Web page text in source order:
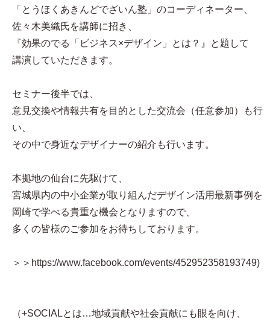
「とうほくあきんどでざいん塾」のコーディネーター、
佐々木美織氏を講師に招き、
『効果のでる「ビジネス×デザイン」とは？』と題して
講演していただきます。
セミナー後半では、
意見交換や情報共有を目的とした交流会（任意参加）も行
い、
その中で身近なデザイナーの紹介も行います。
本拠地の仙台に先駆けて、
宮城県内の中小企業が取り組んだデザイン活用最新事例を
岡崎で学べる貴重な機会となりますので、
多くの皆様のご参加をお待ちしております。
＞＞https://www.facebook.com/events/452952358193749)
（+SOCIALとは…地域貢献や社会貢献にも眼を向け、